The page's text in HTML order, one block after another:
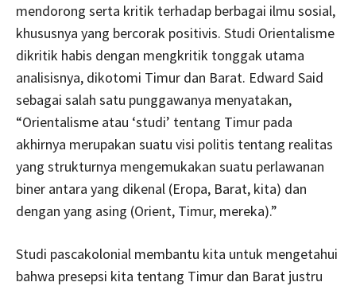
mendorong serta kritik terhadap berbagai ilmu sosial,
khususnya yang bercorak positivis. Studi Orientalisme
dikritik habis dengan mengkritik tonggak utama
analisisnya, dikotomi Timur dan Barat. Edward Said
sebagai salah satu punggawanya menyatakan,
“Orientalisme atau ‘studi’ tentang Timur pada
akhirnya merupakan suatu visi politis tentang realitas
yang strukturnya mengemukakan suatu perlawanan
biner antara yang dikenal (Eropa, Barat, kita) dan
dengan yang asing (Orient, Timur, mereka).”
Studi pascakolonial membantu kita untuk mengetahui
bahwa presepsi kita tentang Timur dan Barat justru